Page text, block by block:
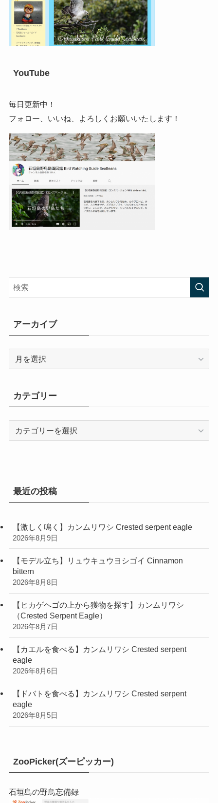
YouTube
毎日更新中！
フォロー、いいね、よろしくお願いいたします！
アーカイブ
ブ
カテゴリー
最近の投稿
【激しく鳴く】カンムリワシ Crested serpent eagle
2026年8月9日
【モデル立ち】リュウキュウヨシゴイ Cinnamon
bittern
2026年8月8日
【ヒカゲヘゴの上から獲物を探す】カンムリワシ
（Crested Serpent Eagle）
2026年8月7日
【カエルを食べる】カンムリワシ Crested serpent
eagle
2026年8月6日
【ドバトを食べる】カンムリワシ Crested serpent
eagle
2026年8月5日
ZooPicker(ズーピッカー)
石垣島の野鳥忘備録